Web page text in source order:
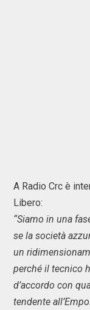
A Radio Crc è
Libero:
“Siamo in una
se la società
un
perché il tecnico
d’accordo con
tendente